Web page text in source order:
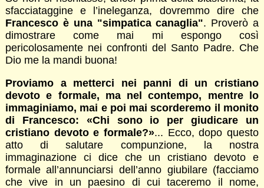
sfacciataggine e l’ineleganza, dovremmo dire che
Francesco è una "simpatica canaglia". Proverò a
dimostrare come mai mi espongo così
pericolosamente nei confronti del Santo Padre. Che
Dio me la mandi buona!
Proviamo a metterci nei panni di un cristiano
devoto e formale, ma nel contempo, mentre lo
immaginiamo, mai e poi mai scorderemo il monito
di Francesco: «Chi sono io per giudicare un
cristiano devoto e formale?»... Ecco, dopo questo
atto di salutare compunzione, la nostra
immaginazione ci dice che un cristiano devoto e
formale all’annunciarsi dell’anno giubilare (facciamo
che vive in un paesino di cui taceremo il nome,